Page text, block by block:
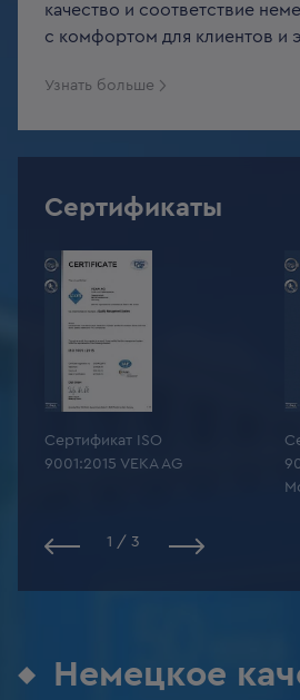
качество и соответствие
с комфортом для клиентов и
Узнать больше
Сертификаты
Сертификат ISO
9001:2015 VEKA AG
1 / 3
Немецкое